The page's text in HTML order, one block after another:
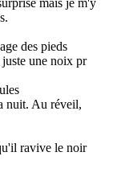
mais je m'y
des pieds
une noix pr
nuit. Au réveil,
ravive le noir